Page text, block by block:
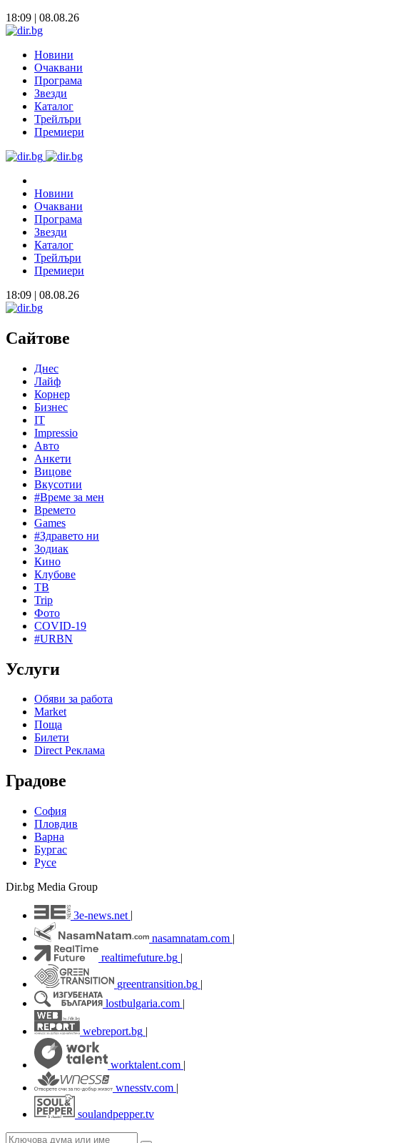
18:09 | 08.08.26
Новини
Очаквани
Програма
Звезди
Каталог
Трейлъри
Премиери
Новини
Очаквани
Програма
Звезди
Каталог
Трейлъри
Премиери
18:09 | 08.08.26
Сайтове
Днес
Лайф
Корнер
Бизнес
IT
Impressio
Авто
Анкети
Вицове
Вкусотии
#Време за мен
Времето
Games
#Здравето ни
Зодиак
Кино
Клубове
ТВ
Trip
Фото
COVID-19
#URBN
Услуги
Обяви за работа
Market
Поща
Билети
Direct Реклама
Градове
София
Пловдив
Варна
Бургас
Русе
Dir.bg Media Group
3e-news.net
nasamnatam.com |
realtimefuture.bg |
greentransition.bg |
lostbulgaria.com |
webreport.bg |
worktalent.com |
wnesstv.com |
soulandpepper.tv